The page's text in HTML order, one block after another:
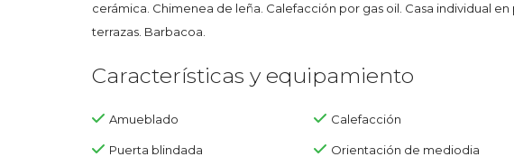
cerámica. Chimenea de leña. Calefacción por gas oil. Casa individual
terrazas. Barbacoa.
Características y equipamiento
Amueblado Calefacción
Puerta blindada Orientación de mediodia